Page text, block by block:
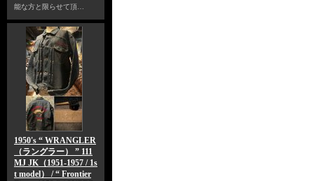
能な方と限らせて頂…
1950's “ WRANGLER
（ラングラー） ” 111
MJ JK（1951-1957 / 1s
t model） / “ Frontier